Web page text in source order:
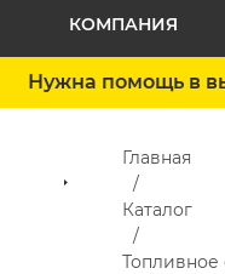
КОМПАНИЯ
Нужна помощь в
Главная
Каталог
Топливное